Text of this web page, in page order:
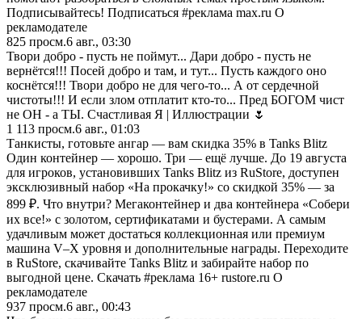
Подписывайтесь! Подписаться #реклама max.ru О
рекламодателе
825 просм.6 авг., 03:30
Твори добро - пусть не поймут... Дари добро - пусть не
вернётся!!! Посей добро и там, и тут... Пусть каждого оно
коснётся!!! Твори добро не для чего-то... А от сердечной
чистоты!!! И если злом отплатит кто-то... Пред БОГОМ чист
не ОН - а ТЫ. Счастливая Я | Иллюстрации 🌷
1 113 просм.6 авг., 01:03
Танкисты, готовьте ангар — вам скидка 35% в Tanks Blitz
Один контейнер — хорошо. Три — ещё лучше. До 19 августа
для игроков, установивших Tanks Blitz из RuStore, доступен
эксклюзивный набор «На прокачку!» со скидкой 35% — за
899 ₽. Что внутри? Мегаконтейнер и два контейнера «Собери
их все!» с золотом, сертификатами и бустерами. А самым
удачливым может достаться коллекционная или премиум
машина V–X уровня и дополнительные награды. Переходите
в RuStore, скачивайте Tanks Blitz и забирайте набор по
выгодной цене. Скачать #реклама 16+ rustore.ru О
рекламодателе
937 просм.6 авг., 00:43